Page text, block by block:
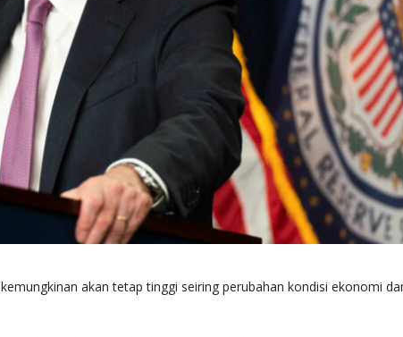
akan tetap tinggi seiring perubahan kondisi ekonomi